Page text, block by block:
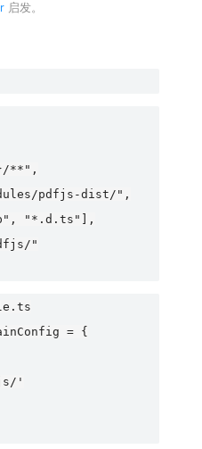
启发。
**",
pdfjs-dist/",
"*.d.ts"],
"
= {
'